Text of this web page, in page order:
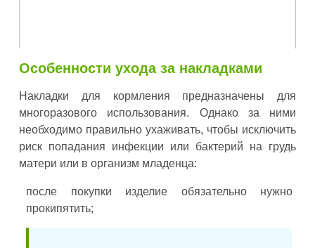
Особенности ухода за накладками
Накладки для кормления предназначены для
многоразового использования. Однако за ними
необходимо правильно ухаживать, чтобы исключить
риск попадания инфекции или бактерий на грудь
матери или в организм младенца:
после покупки изделие обязательно нужно
прокипятить;